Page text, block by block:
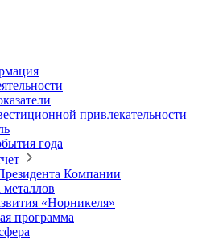
привлекательности
года
Компании
«Норникеля»
программа